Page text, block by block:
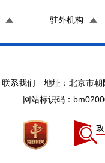
驻外机构
联系我们 地址：北京市
网站标识码：